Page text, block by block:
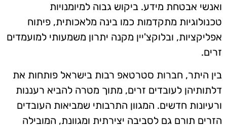
ואנשי אבטחת מידע. ביקוש גבוה למיומנויות
טכנולוגיות מתקדמות כמו בינה מלאכותית, פיתוח
אפליקציות, ובלוקצ'יין מקנה יתרון משמעותי למועמדים
זרים.
בין היתר, חברות סטרטאפ רבות בישראל פותחות את
דלתותיהן לעובדים זרים, מתוך מטרה להביא רעננות
ורעיונות חדשים. המגוון התרבותי שמביאות העובדים
הזרים תורם גם לסביבה יצירתית ומגוונת, המובילה